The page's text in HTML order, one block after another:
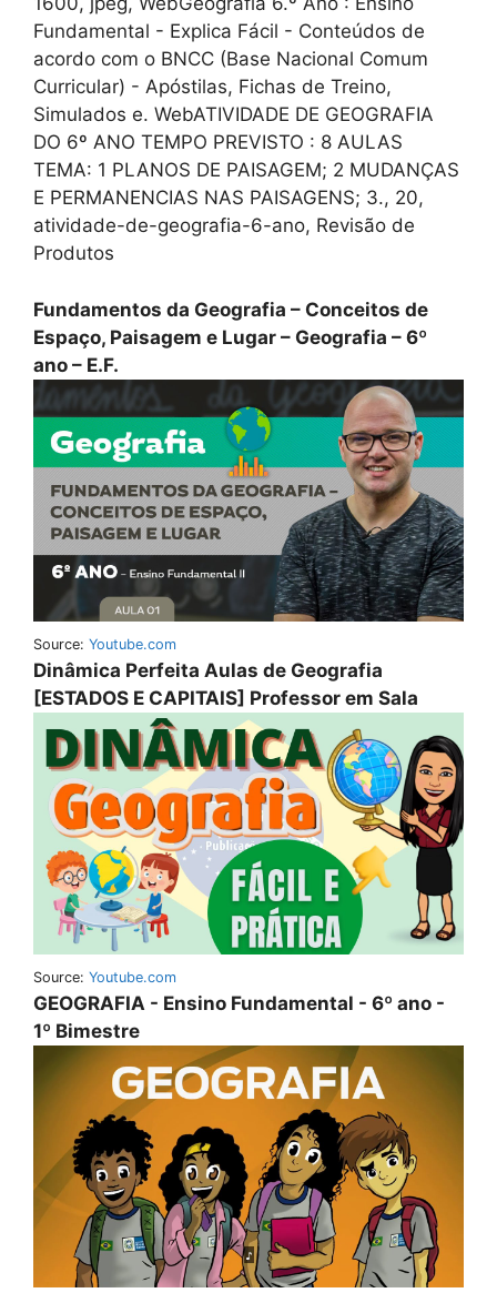
Fundamental - Explica Fácil - Conteúdos de
acordo com o BNCC (Base Nacional Comum
Curricular) - Apóstilas, Fichas de Treino,
Simulados e. WebATIVIDADE DE GEOGRAFIA
DO 6º ANO TEMPO PREVISTO : 8 AULAS
TEMA: 1 PLANOS DE PAISAGEM; 2 MUDANÇAS
E PERMANENCIAS NAS PAISAGENS; 3., 20,
atividade-de-geografia-6-ano, Revisão de
Produtos
Fundamentos da Geografia – Conceitos de
Espaço, Paisagem e Lugar – Geografia – 6º
ano – E.F.
Source: Youtube.com
Dinâmica Perfeita Aulas de Geografia
[ESTADOS E CAPITAIS] Professor em Sala
Source: Youtube.com
GEOGRAFIA - Ensino Fundamental - 6º ano -
1º Bimestre